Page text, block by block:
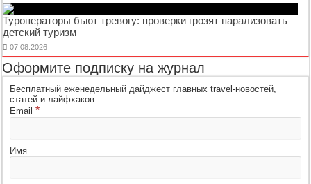
Туроператоры бьют тревогу: проверки грозят парализовать
детский туризм
07.08.2026
Оформите подписку на журнал
Бесплатный еженедельный дайджест главных travel-новостей,
статей и лайфхаков.
Email*
Имя